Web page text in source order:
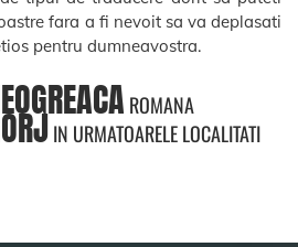
fara a fi nevoit sa va deplasati
pentru dumneavostra.
ROMANA
IN URMATOARELE LOCALITATI